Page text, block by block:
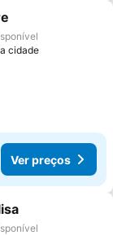
favoritos
cidade
Ver preços
favoritos